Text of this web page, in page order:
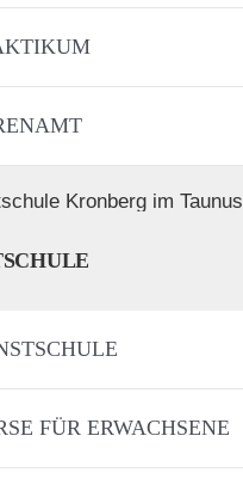
FÜR ERWACHSENE